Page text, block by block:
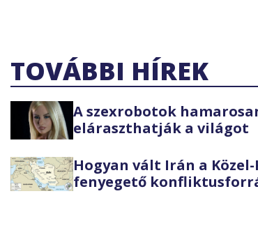
TOVÁBBI HÍREK
A szexrobotok
eláraszthatják a világot
Hogyan vált Irán a
fenyegető